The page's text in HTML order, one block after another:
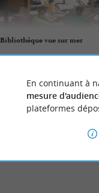
Bibliothèque vue sur mer
Biscarrosse
Culture
En continuant à
mesure
plateformes